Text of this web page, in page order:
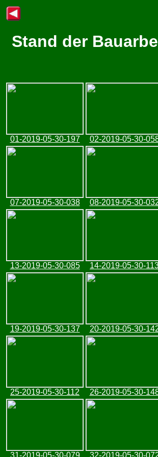
Stand der
01-2019-05-30-197 02-2019-05-30-
07-2019-05-30-038 08-2019-05-30-
13-2019-05-30-085 14-2019-05-30-
19-2019-05-30-137 20-2019-05-30-
25-2019-05-30-112 26-2019-05-30-
31-2019-05-30-079 32-2019-05-30-